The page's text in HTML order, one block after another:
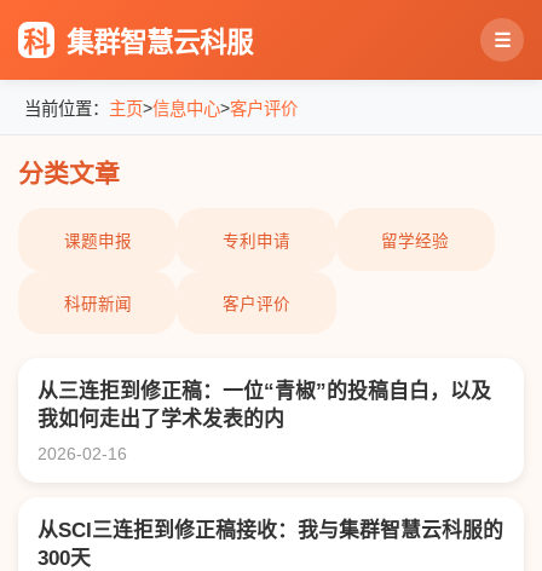
科 集群智慧云科服 ☰
当前位置： 主页>信息中心>客户评价
分类文章
课题申报 专利申请 留学经验
科研新闻 客户评价
从三连拒到修正稿：一位“青椒”的投稿自白，以及
我如何走出了学术发表的内
2026-02-16
从SCI三连拒到修正稿接收：我与集群智慧云科服的
300天